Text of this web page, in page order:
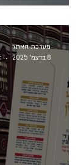
התורה:
מערכת האתר
8 בדצמ׳ 2025